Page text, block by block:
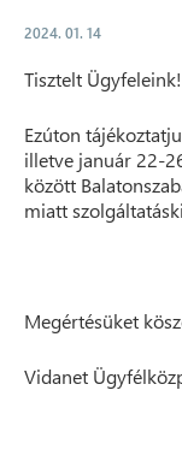
2024. 01. 14
Tisztelt Ügyfeleink!
Ezúton
illetve január 22-
között
miatt
Megértésüket
Vidanet